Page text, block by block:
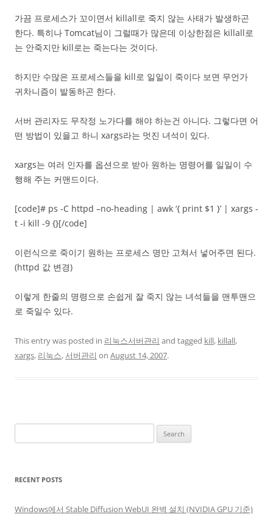
가끔 프로세스가 꼬이면서 killall로 죽지 않는 사태가 발생하곤
한다. 특히나 Tomcat님이 그럴때가 많은데 이상한점은 killall로
는 안죽지만 kill로는 죽는다는 것이다.
하지만 수많은 프로세스들을 kill로 일일이 죽이다 보면 무언가
귀차니즘이 발동하곤 한다.
서버 관리자도 무작정 노가다를 해야 하는건 아니다. 그렇다면 어
떤 방법이 있을고 하니 xargs라는 멋진 녀석이 있다.
xargs는 여러 인자를 옵션으로 받아 원하는 명령어를 일일이 수
행해 주는 커맨드이다.
[code]# ps -C httpd –no-heading | awk ‘{ print $1 }’ | xargs -
t -i kill -9 {}[/code]
이런식으로 죽이기 원하는 프로세스 명만 고쳐서 넣어주면 된다.
(httpd 값 변경)
이렇게 한줄의 명령으로 손쉽게 잘 죽지 않는 녀석들을 맨투맨으
로 죽일수 있다.
This entry was posted in 리눅스서버관리 and tagged kill, killall,
xargs, 리눅스, 서버관리 on August 14, 2007.
for:
RECENT POSTS
Windows에서 Stable Diffusion WebUI 완벽 설치 (NVIDIA GPU 기준)